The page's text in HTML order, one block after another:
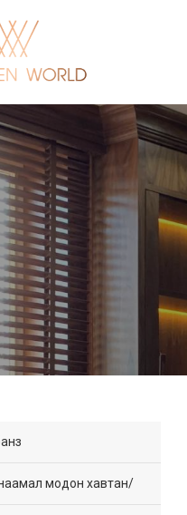
модон хавтан/